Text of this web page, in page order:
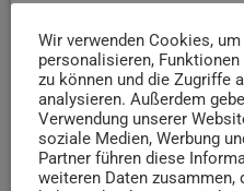
grenzübergreifenden Fall,
der Region Trier beteiligt
berichtet, sollen diese über
luxemburgisches
Millionen Euro betrogen
Prozess kommen, wäre
Wir verwenden Cookies,
personalisieren,
zu können und die Zugriffe
analysieren. Außerdem
Verwendung unserer
soziale Medien, Werbung
Partner führen diese
weiteren Daten